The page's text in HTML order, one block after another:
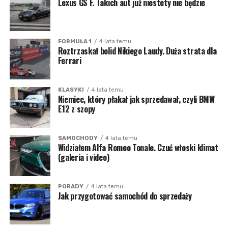
Ricciardo czy Ocon odnotowali niesamowite występy,
a szczególnie w tej fazie sezonu każdy wynik się liczy.
Dla wielu będzie kluczowym zobaczyć, czy Lando
wróci do zdobywania dużych punktów po przerwaniu
jego serii na Węgrzech.
Należy się też spodziewać zaciętej walki zespołów na
„A”, szczególnie, że Alpine rozpoczyna weekend jako
zwycięzcy, Aston szuka sprawiedliwości za podium
Seba, a Alpha Tauri… Alpha Tauri ma Pierra, który
według mnie jest najlepszym kierowcą sezonu obok
Norrisa.
ZOBACZ TAKŻE:
Muzyczne krzesła
FORMUŁA 1 4 lata temu
Roztrzaskał bolid Nikiego Laudy. Duża strata dla
Ferrari
KLASYKI 4 lata temu
Niemiec, który płakał jak sprzedawał, czyli BMW
E12 z szopy
SAMOCHODY 4 lata temu
Widziałem Alfa Romeo Tonale. Czuć włoski klimat
(galeria i video)
PORADY 4 lata temu
Jak przygotować samochód do sprzedaży